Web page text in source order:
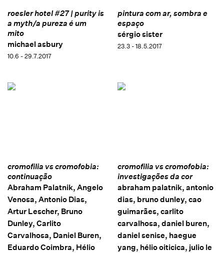
roesler hotel #27 | purity is
a myth/a pureza é um
mito
michael asbury
10.6 - 29.7.2017
pintura com ar, sombra e
espaço
sérgio sister
23.3 - 18.5.2017
cromofilia vs cromofobia:
continuação
Abraham Palatnik, Angelo
Venosa, Antonio Dias,
Artur Lescher, Bruno
Dunley, Carlito
Carvalhosa, Daniel Buren,
Eduardo Coimbra, Hélio
cromofilia vs cromofobia:
investigações da cor
abraham palatnik, antonio
dias, bruno dunley, cao
guimarães, carlito
carvalhosa, daniel buren,
daniel senise, haegue
yang, hélio oiticica, julio le